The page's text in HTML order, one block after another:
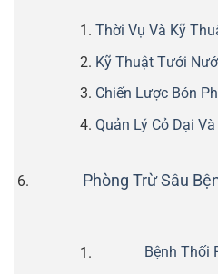
Thời Vụ Và Kỹ
Kỹ Thuật Tưới
Chiến Lược Bón
Quản Lý Cỏ Dại
Phòng Trừ Sâu
Bệnh Thối